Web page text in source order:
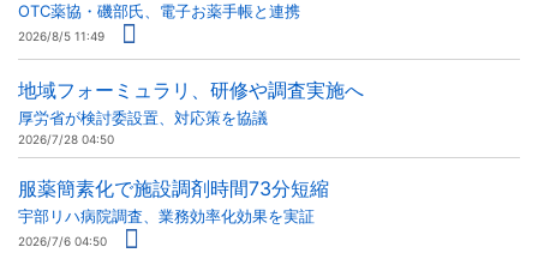
OTC薬協・磯部氏、電子お薬手帳と連携
2026/8/5 11:49
地域フォーミュラリ、研修や調査実施へ
厚労省が検討委設置、対応策を協議
2026/7/28 04:50
服薬簡素化で施設調剤時間73分短縮
宇部リハ病院調査、業務効率化効果を実証
2026/7/6 04:50